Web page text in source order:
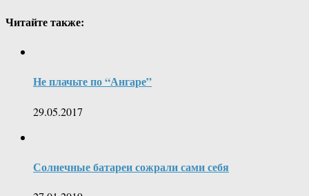
Читайте также:
Не плачьте по “Ангаре”
29.05.2017
Солнечные батареи сожрали сами себя